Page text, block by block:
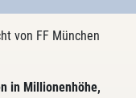
von FF München
in Millionenhöhe,